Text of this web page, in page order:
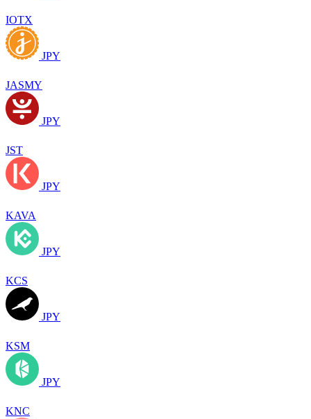
IOTX
JPY
JASMY
JPY
JST
JPY
KAVA
JPY
KCS
JPY
KSM
JPY
KNC